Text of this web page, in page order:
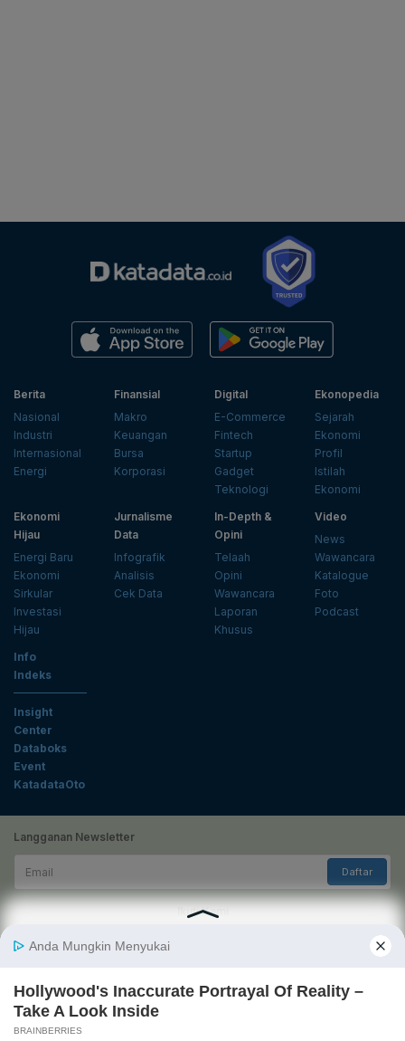
Berita
Nasional
Industri
Internasional
Energi
Finansial
Makro
Keuangan
Bursa
Korporasi
Digital
E-Commerce
Fintech
Startup
Gadget
Teknologi
Ekonopedia
Sejarah
Ekonomi
Profil
Istilah
Ekonomi
Ekonomi
Hijau
Energi Baru
Ekonomi
Sirkular
Investasi
Hijau
Jurnalisme
Data
Infografik
Analisis
Cek Data
In-Depth &
Opini
Telaah
Opini
Wawancara
Laporan
Khusus
Video
News
Wawancara
Katalogue
Foto
Podcast
Info
Indeks
Insight
Center
Databoks
Event
KatadataOto
Langganan Newsletter
Daftar
Ikuti Kami
Tentang Katadata Advertising Karier
Pedoman Media Siber
Kebijakan Privasi
©2026 Katadata. Hak cipta dilindungi Undang-undang.